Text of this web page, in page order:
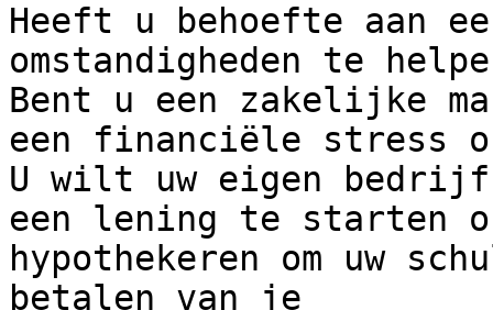
Heeft u behoefte aan
omstandigheden te
Bent u een zakelijke
een financiële stress
U wilt uw eigen
een lening te starten
hypothekeren om uw
betalen van je